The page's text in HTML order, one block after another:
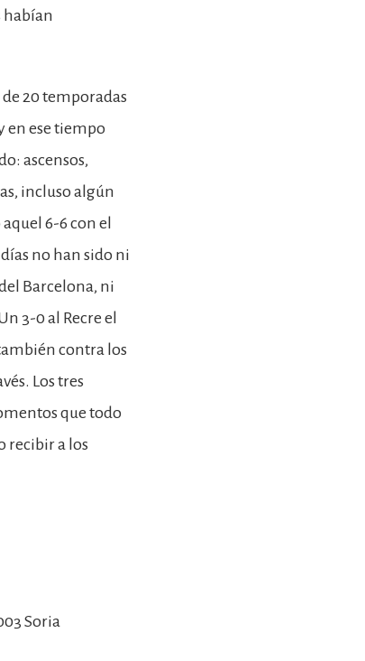
habían
20 temporadas
en ese tiempo
ascensos,
incluso algún
6-6 con el
no han sido ni
Barcelona, ni
3-0 al Recre el
contra los
Los tres
que todo
recibir a los
Soria